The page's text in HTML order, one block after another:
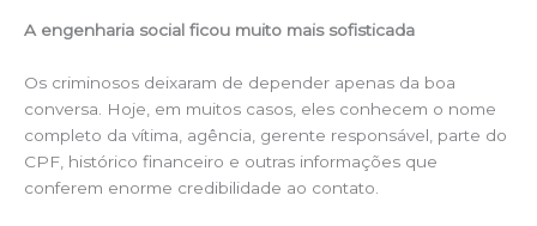
A engenharia social ficou muito mais sofisticada
Os criminosos deixaram de depender apenas da boa
conversa. Hoje, em muitos casos, eles conhecem o nome
completo da vítima, agência, gerente responsável, parte do
CPF, histórico financeiro e outras informações que
conferem enorme credibilidade ao contato.